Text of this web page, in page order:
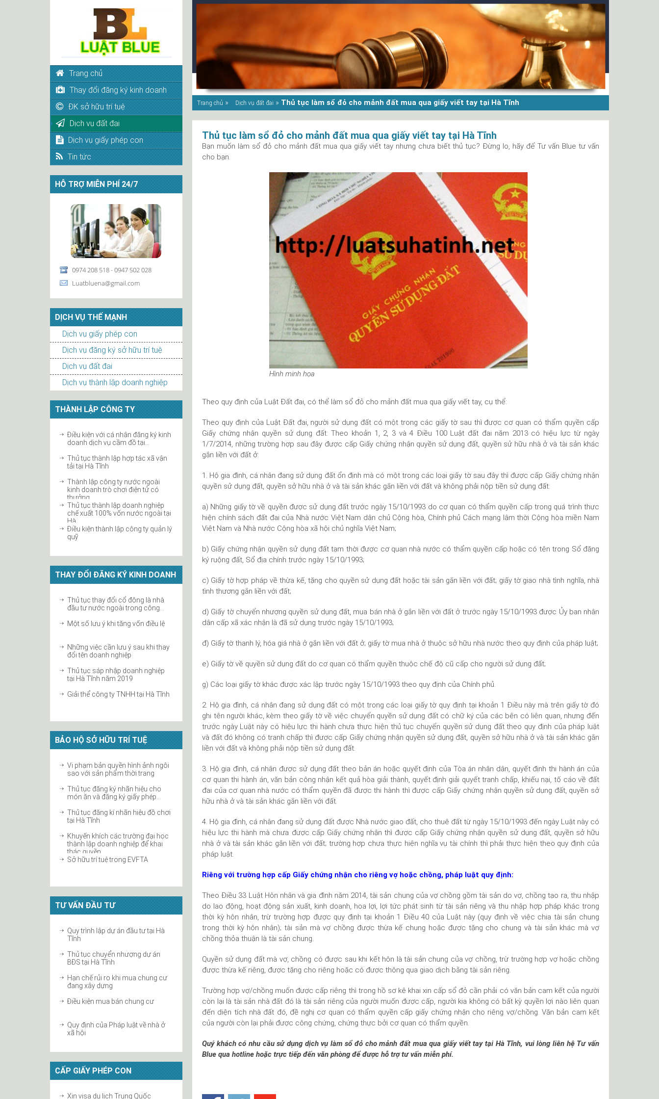
Trang chủ
Thay đổi đăng ký kinh doanh
ĐK sở hữu trí tuệ
Dịch vụ đất đai
Dịch vụ giấy phép con
Tin tức
HỖ TRỢ MIỄN PHÍ 24/7
0974 208 518 - 0947 502 028
Luatbluena@gmail.com
DỊCH VỤ THẾ MẠNH
Dịch vụ giấy phép con
Dịch vụ đăng ký sở hữu trí tuệ
Dịch vụ đất đai
Dịch vụ thành lập doanh nghiệp
THÀNH LẬP CÔNG TY
Điều kiện với cá nhân đăng ký kinh
doanh dịch vụ cầm đồ tại...
Thủ tục thành lập hợp tác xã vận
tải tại Hà Tĩnh
Thành lập công ty nước ngoài
kinh doanh trò chơi điện tử có
thưởng...
Thủ tục thành lập doanh nghiệp
chế xuất 100% vốn nước ngoài tại
Hà...
Điều kiện thành lập công ty quản lý
quỹ
ĐIỀU KIỆN KINH DOANH BẤT
ĐỘNG SẢN
Thủ tục thành lập doanh nghiệp
sản xuất nông sản tại Hà Tĩnh
Quy định thành lập doanh nghiệp
Quy định về ký quỹ bảo đảm thực
hiện dự án đầu tư tại...
THAY ĐỔI ĐĂNG KÝ KINH DOANH
Thủ tục thay đổi cổ đông là nhà
đầu tư nước ngoài trong công...
Một số lưu ý khi tăng vốn điều lệ
Những việc cần lưu ý sau khi thay
đổi tên doanh nghiệp
Thủ tục sáp nhập doanh nghiệp
tại Hà Tĩnh năm 2019
Giải thể công ty TNHH tại Hà Tĩnh
Chấm dứt tư cách thành viên
công ty hợp danh
Thủ tục tăng vốn điều lệ công ty
2019 tại Hà Tĩnh
Thủ tục thay đổi người đại diện
theo pháp luật với cơ quan thuế
Thủ tục giải thể công ty với cơ
quan thuế
BẢO HỘ SỞ HỮU TRÍ TUỆ
Vi phạm bản quyền hình ảnh ngôi
sao với sản phẩm thời trang
Thủ tục đăng ký nhãn hiệu cho
món ăn và đăng ký giấy phép...
Thủ tục đăng kí nhãn hiệu đồ chơi
tại Hà Tĩnh
Khuyến khích các trường đại học
thành lập doanh nghiệp để khai
thác quyền...
Sở hữu trí tuệ trong EVFTA
Hiệp định EVFTA mở ra nhiều cơ
hội cho chỉ dẫn địa lý Việt...
Thắc mắc vấn đề bản quyền trong
việc góp ý dự thảo Luật thư...
Nguyên nhân của những vụ tranh
chấp bản quyền phần lớn là do
Những hành vi vi phạm nhãn hiệu
và mức xử lý
TƯ VẤN ĐẦU TƯ
Quy trình lập dự án đầu tư tại Hà
Tĩnh
Thủ tục chuyển nhượng dự án
BĐS tại Hà Tĩnh
Hạn chế rủi ro khi mua chung cư
đang xây dựng
Điều kiện mua bán chung cư
Quy định của Pháp luật về nhà ở
xã hội
Mua lại nhà ở xã hội ẩn chứa
những rủi ro
Nguyên nhân các chung cư có
CẤP GIẤY PHÉP CON
Xin visa du lịch Trung Quốc
Trang chủ » Dịch vụ đất đai » Thủ tục làm sổ đỏ cho mảnh đất mua qua giấy viết tay tại Hà Tĩnh
Thủ tục làm sổ đỏ cho mảnh đất mua qua giấy viết tay tại Hà Tĩnh
Bạn muốn làm sổ đỏ cho mảnh đất mua qua giấy viết tay nhưng chưa biết thủ tục? Đừng lo, hãy để Tư vấn Blue tư vấn
cho bạn.
Hình minh họa
Theo quy định của Luật Đất đai, có thể làm sổ đỏ cho mảnh đất mua qua giấy viết tay, cụ thể:
Theo quy định của Luật Đất đai, người sử dụng đất có một trong các giấy tờ sau thì được cơ quan có thẩm quyền cấp
Giấy chứng nhận quyền sử dụng đất: Theo khoản 1, 2, 3 và 4 Điều 100 Luật đất đai năm 2013 có hiệu lực từ ngày
1/7/2014, những trường hợp sau đây được cấp Giấy chứng nhận quyền sử dụng đất, quyền sử hữu nhà ở và tài sản khác
gắn liền với đất ở:
1. Hộ gia đình, cá nhân đang sử dụng đất ổn định mà có một trong các loại giấy tờ sau đây thì được cấp Giấy chứng nhận
quyền sử dụng đất, quyền sở hữu nhà ở và tài sản khác gắn liền với đất và không phải nộp tiền sử dụng đất:
a) Những giấy tờ về quyền được sử dụng đất trước ngày 15/10/1993 do cơ quan có thẩm quyền cấp trong quá trình thực
hiện chính sách đất đai của Nhà nước Việt Nam dân chủ Cộng hòa, Chính phủ Cách mạng lâm thời Cộng hòa miền Nam
Việt Nam và Nhà nước Cộng hòa xã hội chủ nghĩa Việt Nam;
b) Giấy chứng nhận quyền sử dụng đất tạm thời được cơ quan nhà nước có thẩm quyền cấp hoặc có tên trong Sổ đăng
ký ruộng đất, Sổ địa chính trước ngày 15/10/1993;
c) Giấy tờ hợp pháp về thừa kế, tặng cho quyền sử dụng đất hoặc tài sản gắn liền với đất; giấy tờ giao nhà tình nghĩa, nhà
tình thương gắn liền với đất;
d) Giấy tờ chuyển nhượng quyền sử dụng đất, mua bán nhà ở gắn liền với đất ở trước ngày 15/10/1993 được Ủy ban nhân
dân cấp xã xác nhận là đã sử dụng trước ngày 15/10/1993;
đ) Giấy tờ thanh lý, hóa giá nhà ở gắn liền với đất ở; giấy tờ mua nhà ở thuộc sở hữu nhà nước theo quy định của pháp luật;
e) Giấy tờ về quyền sử dụng đất do cơ quan có thẩm quyền thuộc chế độ cũ cấp cho người sử dụng đất;
g) Các loại giấy tờ khác được xác lập trước ngày 15/10/1993 theo quy định của Chính phủ.
2. Hộ gia đình, cá nhân đang sử dụng đất có một trong các loại giấy tờ quy định tại khoản 1 Điều này mà trên giấy tờ đó
ghi tên người khác, kèm theo giấy tờ về việc chuyển quyền sử dụng đất có chữ ký của các bên có liên quan, nhưng đến
trước ngày Luật này có hiệu lực thi hành chưa thực hiện thủ tục chuyển quyền sử dụng đất theo quy định của pháp luật
và đất đó không có tranh chấp thì được cấp Giấy chứng nhận quyền sử dụng đất, quyền sở hữu nhà ở và tài sản khác gắn
liền với đất và không phải nộp tiền sử dụng đất.
3. Hộ gia đình, cá nhân được sử dụng đất theo bản án hoặc quyết định của Tòa án nhân dân, quyết định thi hành án của
cơ quan thi hành án, văn bản công nhận kết quả hòa giải thành, quyết định giải quyết tranh chấp, khiếu nại, tố cáo về đất
đai của cơ quan nhà nước có thẩm quyền đã được thi hành thì được cấp Giấy chứng nhận quyền sử dụng đất, quyền sở
hữu nhà ở và tài sản khác gắn liền với đất.
4. Hộ gia đình, cá nhân đang sử dụng đất được Nhà nước giao đất, cho thuê đất từ ngày 15/10/1993 đến ngày Luật này có
hiệu lực thi hành mà chưa được cấp Giấy chứng nhận thì được cấp Giấy chứng nhận quyền sử dụng đất, quyền sở hữu
nhà ở và tài sản khác gắn liền với đất; trường hợp chưa thực hiện nghĩa vụ tài chính thì phải thực hiện theo quy định của
pháp luật.
Riêng với trường hợp cấp Giấy chứng nhận cho riêng vợ hoặc chồng, pháp luật quy định:
Theo Điều 33 Luật Hôn nhân và gia đình năm 2014, tài sản chung của vợ chồng gồm tài sản do vợ, chồng tạo ra, thu nhập
do lao động, hoạt động sản xuất, kinh doanh, hoa lợi, lợi tức phát sinh từ tài sản riêng và thu nhập hợp pháp khác trong
thời kỳ hôn nhân, trừ trường hợp được quy định tại khoản 1 Điều 40 của Luật này (quy định về việc chia tài sản chung
trong thời kỳ hôn nhân); tài sản mà vợ chồng được thừa kế chung hoặc được tặng cho chung và tài sản khác mà vợ
chồng thỏa thuận là tài sản chung.
Quyền sử dụng đất mà vợ, chồng có được sau khi kết hôn là tài sản chung của vợ chồng, trừ trường hợp vợ hoặc chồng
được thừa kế riêng, được tặng cho riêng hoặc có được thông qua giao dịch bằng tài sản riêng.
Trường hợp vợ/chồng muốn được cấp riêng thì trong hồ sơ kê khai xin cấp sổ đỏ cần phải có văn bản cam kết của người
còn lại là tài sản nhà đất đó là tài sản riêng của người muốn được cấp, người kia không có bất kỳ quyền lợi nào liên quan
đến diện tích nhà đất đó, đề nghị cơ quan có thẩm quyền cấp giấy chứng nhận cho riêng vợ/chồng. Văn bản cam kết
của người còn lại phải được công chứng, chứng thực bởi cơ quan có thẩm quyền.
Quý khách có nhu cầu sử dụng dịch vụ làm sổ đỏ cho mảnh đất mua qua giấy viết tay tại Hà Tĩnh, vui lòng liên hệ Tư vấn
Blue qua hotline hoặc trực tiếp đến văn phòng để được hỗ trợ tư vấn miễn phí.